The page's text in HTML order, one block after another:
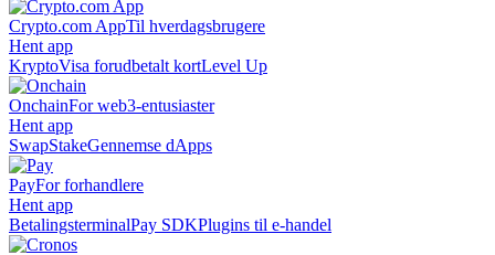
Crypto.com AppTil hverdagsbrugere
Hent app
KryptoVisa forudbetalt kortLevel Up
OnchainFor web3-entusiaster
Hent app
SwapStakeGennemse dApps
PayFor forhandlere
Hent app
BetalingsterminalPay SDKPlugins til e-handel